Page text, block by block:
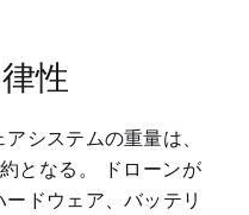
性
システムの重量は、
となる。 ドローンが
ドウェア、バッテリ